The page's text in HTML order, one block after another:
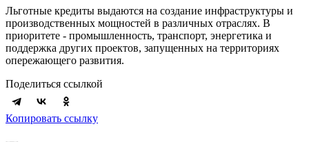
Льготные кредиты выдаются на создание инфраструктуры и
производственных мощностей в различных отраслях. В
приоритете - промышленность, транспорт, энергетика и
поддержка других проектов, запущенных на территориях
опережающего развития.
Поделиться ссылкой
Копировать ссылку